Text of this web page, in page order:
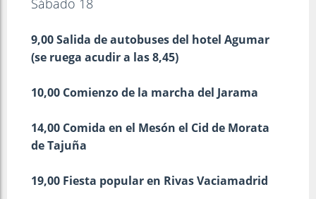
Sábado 18
9,00 Salida de autobuses del hotel Agumar
(se ruega acudir a las 8,45)
10,00 Comienzo de la marcha del Jarama
14,00 Comida en el Mesón el Cid de Morata
de Tajuña
19,00 Fiesta popular en Rivas Vaciamadrid